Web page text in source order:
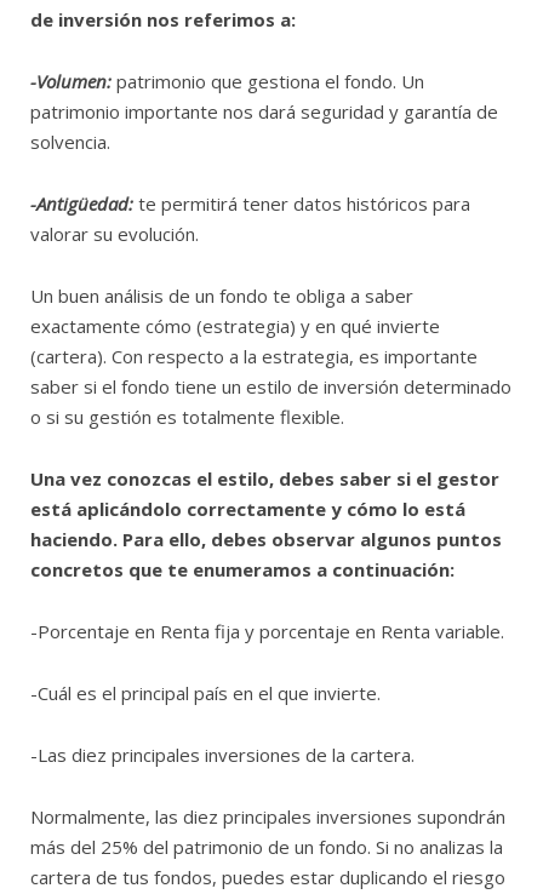
de inversión nos referimos a:
-Volumen: patrimonio que gestiona el fondo. Un
patrimonio importante nos dará seguridad y garantía de
solvencia.
-Antigüedad: te permitirá tener datos históricos para
valorar su evolución.
Un buen análisis de un fondo te obliga a saber
exactamente cómo (estrategia) y en qué invierte
(cartera). Con respecto a la estrategia, es importante
saber si el fondo tiene un estilo de inversión determinado
o si su gestión es totalmente flexible.
Una vez conozcas el estilo, debes saber si el gestor
está aplicándolo correctamente y cómo lo está
haciendo. Para ello, debes observar algunos puntos
concretos que te enumeramos a continuación:
-Porcentaje en Renta fija y porcentaje en Renta variable.
-Cuál es el principal país en el que invierte.
-Las diez principales inversiones de la cartera.
Normalmente, las diez principales inversiones supondrán
más del 25% del patrimonio de un fondo. Si no analizas la
cartera de tus fondos, puedes estar duplicando el riesgo